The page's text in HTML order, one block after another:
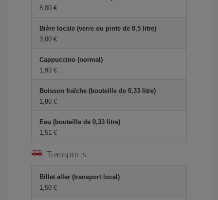
8,00 €
Bière locale (verre ou pinte de 0,5 litre)
3,00 €
Cappuccino (normal)
1,93 €
Boisson fraîche (bouteille de 0,33 litre)
1,86 €
Eau (bouteille de 0,33 litre)
1,51 €
Transports
Billet aller (transport local)
1,50 €